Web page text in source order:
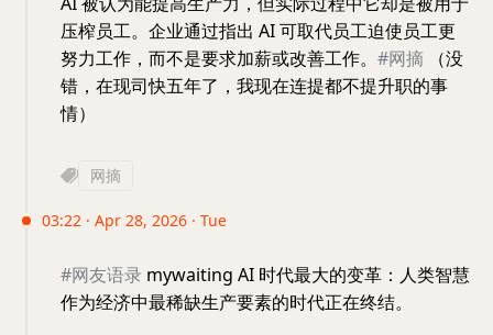
压榨员工。企业通过指出 AI 可取代员工迫使员工更
努力工作，而不是要求加薪或改善工作。 #网摘 （没
错，在现司快五年了，我现在连提都不提升职的事
情）
网摘
03:22 · Apr 28, 2026 · Tue
#网友语录 mywaiting AI 时代最大的变革：人类智慧
作为经济中最稀缺生产要素的时代正在终结。